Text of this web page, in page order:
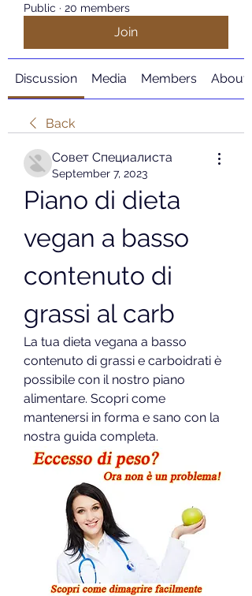
Public · 20 members
Join
Discussion Media Members About
Back
Совет Специалиста
September 7, 2023
Piano di dieta
vegan a basso
contenuto di
grassi al carb
La tua dieta vegana a basso
contenuto di grassi e carboidrati è
possibile con il nostro piano
alimentare. Scopri come
mantenersi in forma e sano con la
nostra guida completa.